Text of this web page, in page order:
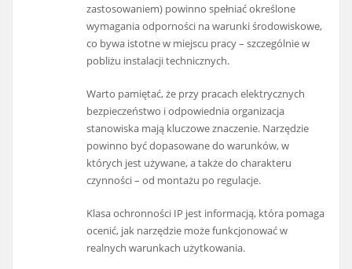
zastosowaniem) powinno spełniać określone
wymagania odporności na warunki środowiskowe,
co bywa istotne w miejscu pracy – szczególnie w
pobliżu instalacji technicznych.
Warto pamiętać, że przy pracach elektrycznych
bezpieczeństwo i odpowiednia organizacja
stanowiska mają kluczowe znaczenie. Narzędzie
powinno być dopasowane do warunków, w
których jest używane, a także do charakteru
czynności – od montażu po regulacje.
Klasa ochronności IP jest informacją, która pomaga
ocenić, jak narzędzie może funkcjonować w
realnych warunkach użytkowania.